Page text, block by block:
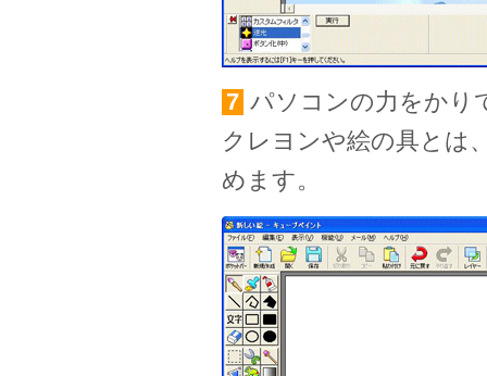
7 パソコンの力をかり
クレヨンや絵の具とは
めます。